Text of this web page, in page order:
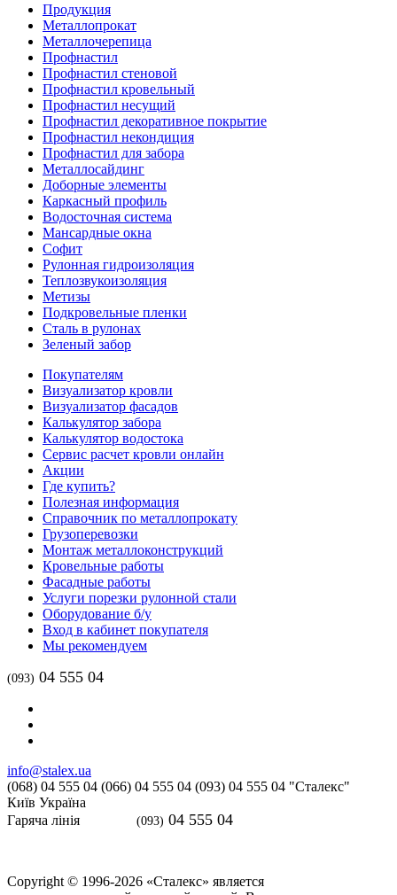
Продукция
Металлопрокат
Металлочерепица
Профнастил
Профнастил стеновой
Профнастил кровельный
Профнастил несущий
Профнастил декоративное покрытие
Профнастил некондиция
Профнастил для забора
Металлосайдинг
Доборные элементы
Каркасный профиль
Водосточная система
Мансардные окна
Софит
Рулонная гидроизоляция
Теплозвукоизоляция
Метизы
Подкровельные пленки
Сталь в рулонах
Зеленый забор
Покупателям
Визуализатор кровли
Визуализатор фасадов
Калькулятор забора
Калькулятор водостока
Сервис расчет кровли онлайн
Акции
Где купить?
Полезная информация
Справочник по металлопрокату
Грузоперевозки
Монтаж металлоконструкций
Кровельные работы
Фасадные работы
Услуги порезки рулонной стали
Оборудование б/у
Вход в кабинет покупателя
Мы рекомендуем
(093) 04 555 04
info@stalex.ua
(068) 04 555 04 (066) 04 555 04 (093) 04 555 04 "Сталекс"
Київ Україна
Гаряча лінія
(093) 04 555 04
Copyright © 1996-2026 «Сталекс» является